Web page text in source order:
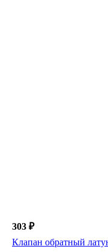
303 ₽
Клапан обратный